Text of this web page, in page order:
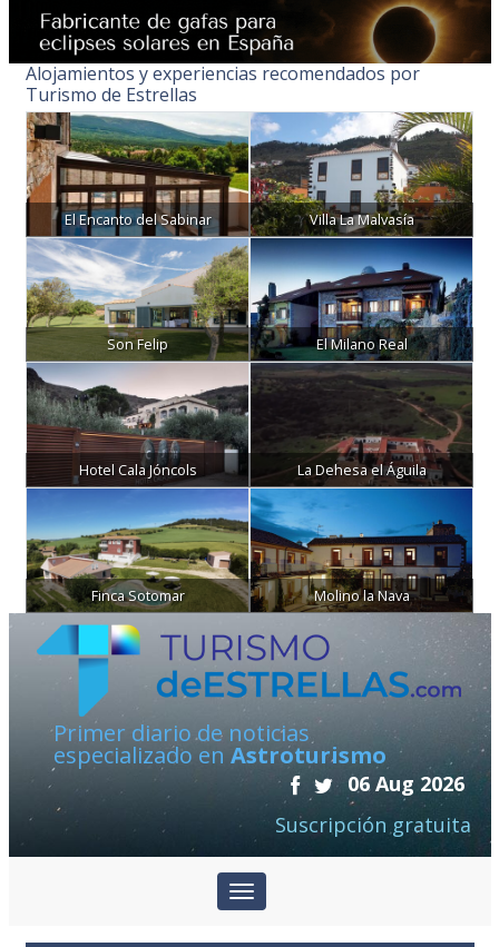
Alojamientos y experiencias recomendados por
Turismo de Estrellas
El Encanto del Sabinar Villa La Malvasía
Son Felip El Milano Real
Hotel Cala Jóncols La Dehesa el Águila
Finca Sotomar Molino la Nava
Primer diario de noticias
especializado en Astroturismo
06 Aug 2026
Suscripción gratuita